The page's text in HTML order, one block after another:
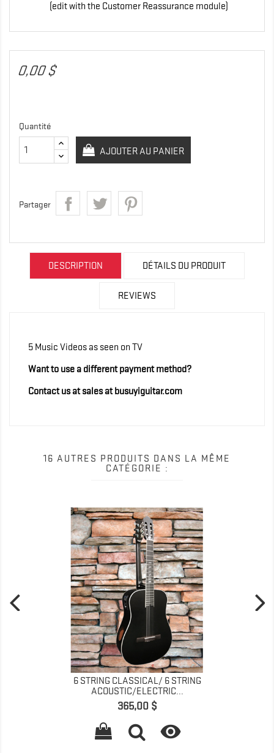
(edit with the Customer Reassurance module)
0,00 $
Quantité
AJOUTER AU PANIER
Partager
DESCRIPTION DÉTAILS DU PRODUIT
REVIEWS
5 Music Videos as seen on TV
Want to use a different payment method?
Contact us at sales at busuyiguitar.com
16 AUTRES PRODUITS DANS LA MÊME
CATÉGORIE :
6 STRING CLASSICAL/ 6 STRING
ACOUSTIC/ELECTRIC...
Prix
365,00 $
